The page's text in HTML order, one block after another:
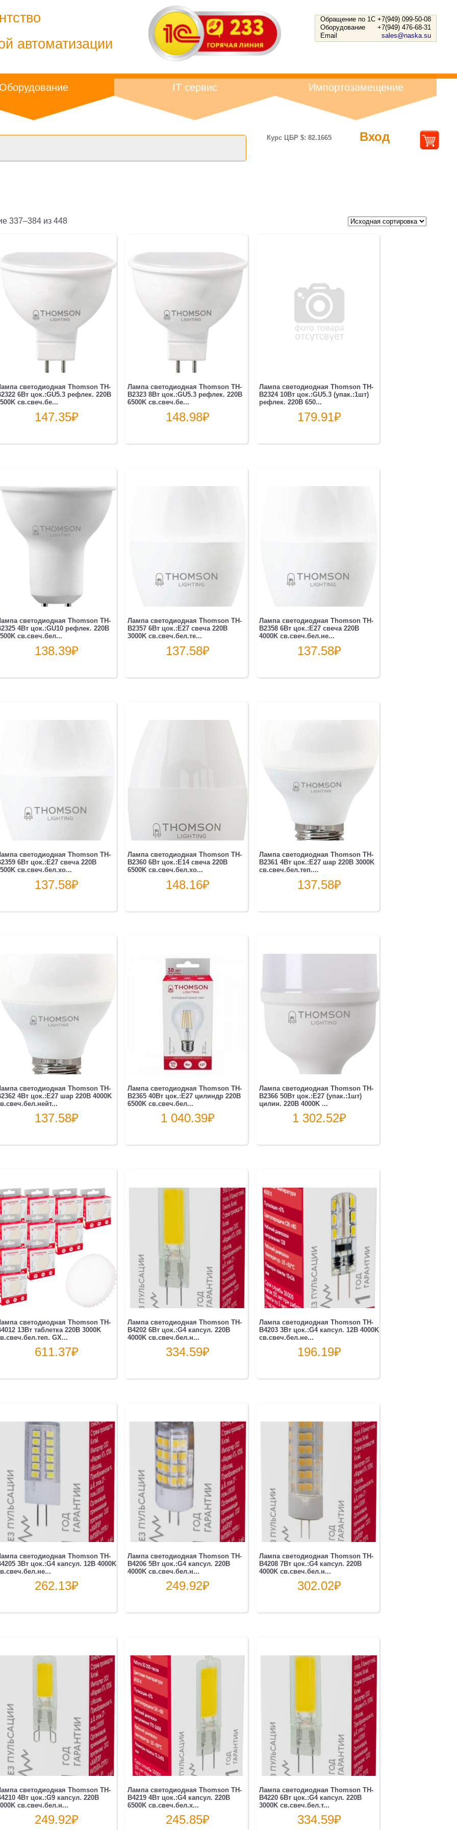
автоматизации
Обращение по 1С +7(949) 099-50-08
Оборудование
+7(949) 476-68-31
Email
sales@naska.su
IT сервис Импортозамещение
Курс ЦБР $: 82.1665 Вход
337–384 из 448
светодиодная Thomson TH-
6Вт цок.:GU5.3 рефлек. 220B
св.свеч.бе...
147.35₽
Лампа светодиодная Thomson TH-
B2323 8Вт цок.:GU5.3 рефлек. 220B
6500K св.свеч.бе...
148.98₽
Лампа светодиодная Thomson TH-
B2324 10Вт цок.:GU5.3 (упак.:1шт)
рефлек. 220B 650...
179.91₽
светодиодная Thomson TH-
4Вт цок.:GU10 рефлек. 220B
св.свеч.бел...
138.39₽
Лампа светодиодная Thomson TH-
B2357 6Вт цок.:E27 свеча 220B
3000K св.свеч.бел.те...
137.58₽
Лампа светодиодная Thomson TH-
B2358 6Вт цок.:E27 свеча 220B
4000K св.свеч.бел.не...
137.58₽
светодиодная Thomson TH-
6Вт цок.:E27 свеча 220B
св.свеч.бел.хо...
137.58₽
Лампа светодиодная Thomson TH-
B2360 6Вт цок.:E14 свеча 220B
6500K св.свеч.бел.хо...
148.16₽
Лампа светодиодная Thomson TH-
B2361 4Вт цок.:E27 шар 220B 3000K
св.свеч.бел.теп....
137.58₽
светодиодная Thomson TH-
4Вт цок.:E27 шар 220B 4000K
137.58₽
Лампа светодиодная Thomson TH-
B2365 40Вт цок.:E27 цилиндр 220B
6500K св.свеч.бел...
1 040.39₽
Лампа светодиодная Thomson TH-
B2366 50Вт цок.:E27 (упак.:1шт)
цилин. 220B 4000K ...
1 302.52₽
светодиодная Thomson TH-
13Вт таблетка 220B 3000K
GX...
611.37₽
Лампа светодиодная Thomson TH-
B4202 6Вт цок.:G4 капсул. 220B
4000K св.свеч.бел.н...
334.59₽
Лампа светодиодная Thomson TH-
B4203 3Вт цок.:G4 капсул. 12B 4000K
св.свеч.бел.не...
196.19₽
светодиодная Thomson TH-
3Вт цок.:G4 капсул. 12B 4000K
262.13₽
Лампа светодиодная Thomson TH-
B4206 5Вт цок.:G4 капсул. 220B
4000K св.свеч.бел.н...
249.92₽
Лампа светодиодная Thomson TH-
B4208 7Вт цок.:G4 капсул. 220B
4000K св.свеч.бел.н...
302.02₽
светодиодная Thomson TH-
4Вт цок.:G9 капсул. 220B
св.свеч.бел.н...
249.92₽
Лампа светодиодная Thomson TH-
B4219 4Вт цок.:G4 капсул. 220B
6500K св.свеч.бел.х...
245.85₽
Лампа светодиодная Thomson TH-
B4220 6Вт цок.:G4 капсул. 220B
3000K св.свеч.бел.т...
334.59₽